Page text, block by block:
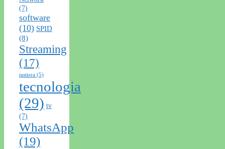
(7)
software
(10) SPID
(8)
Streaming
(17)
tastiera (5)
tecnologia
(29) tv
(7)
WhatsApp
(19)